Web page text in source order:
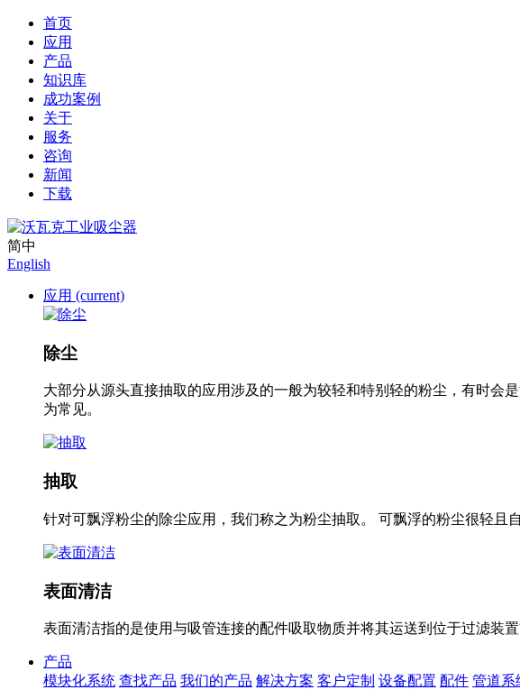
首页
应用
产品
知识库
成功案例
关于
服务
咨询
新闻
下载
简中
English
应用 (current)
除尘
大部分从源头直接抽取的应用涉及的一般为较轻和特别轻的粉尘，有时会
为常见。
抽取
针对可飘浮粉尘的除尘应用，我们称之为粉尘抽取。 可飘浮的粉尘很轻且
表面清洁
表面清洁指的是使用与吸管连接的配件吸取物质并将其运送到位于过滤装置
产品
模块化系统 查找产品 我们的产品 解决方案 客户定制 设备配置 配件 管道系